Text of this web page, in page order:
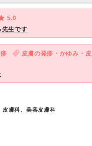
5.0
先生です
皮膚の発疹・かゆみ・
皮膚科、美容皮膚科